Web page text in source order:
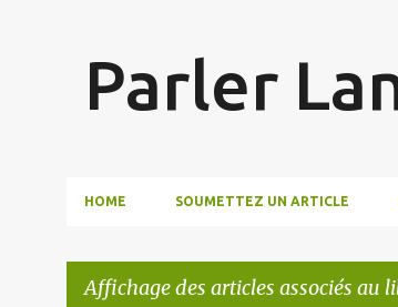
Parler
HOME SOUMETTEZ UN ARTICLE
Affichage des articles associés au